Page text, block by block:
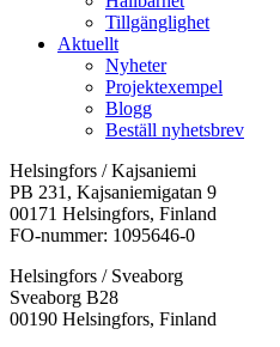
Tillgänglighet
Aktuellt
Nyheter
Projektexempel
Blogg
Beställ nyhetsbrev
Helsingfors / Kajsaniemi
PB 231, Kajsaniemigatan 9
00171 Helsingfors, Finland
FO-nummer: 1095646-0
Helsingfors / Sveaborg
Sveaborg B28
00190 Helsingfors, Finland